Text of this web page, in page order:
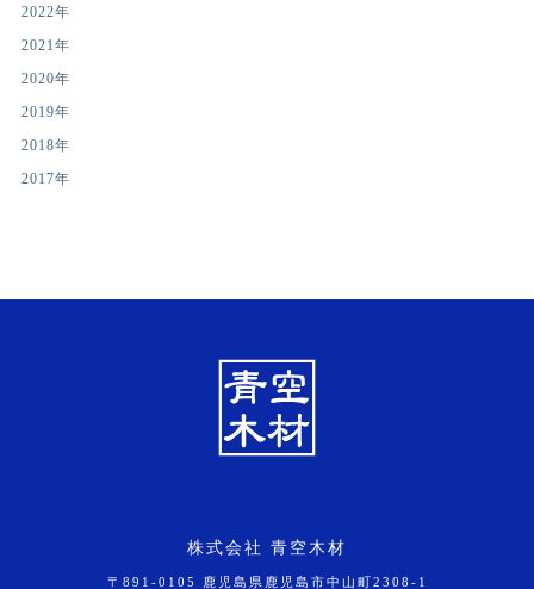
2022年
2021年
2020年
2019年
2018年
2017年
株式会社 青空木材
〒891-0105 鹿児島県鹿児島市中山町2308-1